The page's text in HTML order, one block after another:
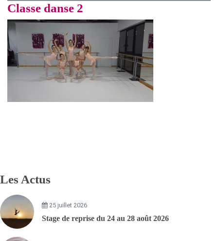
Classe danse 2
Les Actus
25 juillet 2026
Stage de reprise du 24 au 28 août 2026